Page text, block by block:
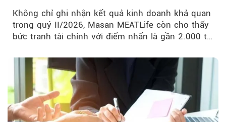
Không chỉ ghi nhận kết quả kinh doanh khả quan
trong quý II/2026, Masan MEATLife còn cho thấy
bức tranh tài chính với điểm nhấn là gần 2.000 tỷ